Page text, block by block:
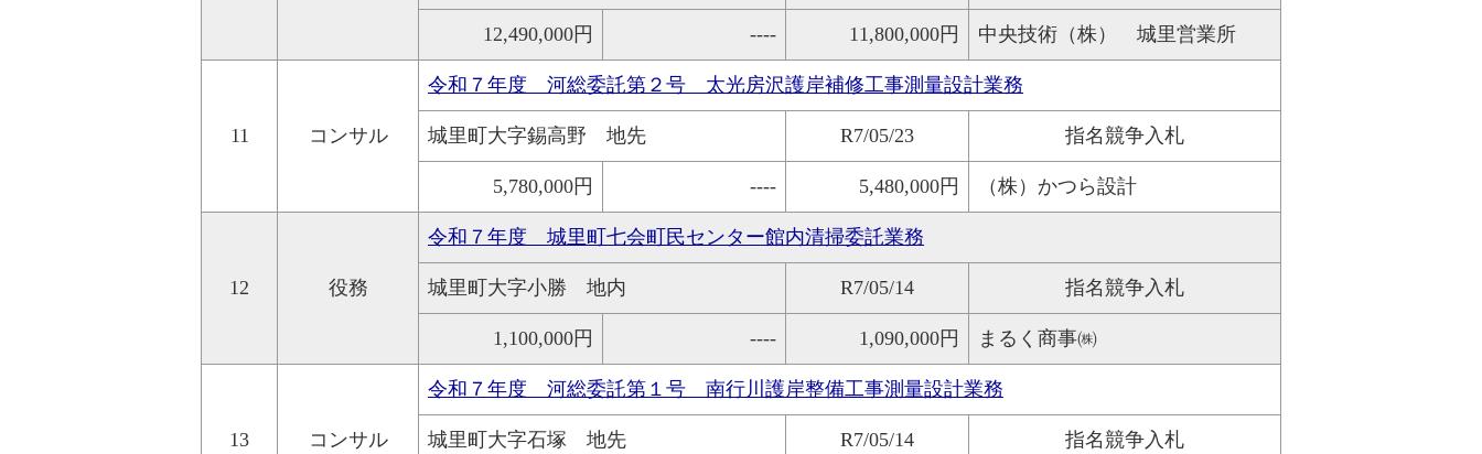
12,490,000円 ---- 11,800,000円 中央技術（株） 城里営業所
11 コンサル
令和７年度 河総委託第２号 太光房沢護岸補修工事測量設計業務
城里町大字錫高野 地先 R7/05/23 指名競争入札
5,780,000円 ---- 5,480,000円 （株）かつら設計
12 役務
令和７年度 城里町七会町民センター館内清掃委託業務
城里町大字小勝 地内 R7/05/14 指名競争入札
1,100,000円 ---- 1,090,000円 まるく商事㈱
13 コンサル
令和７年度 河総委託第１号 南行川護岸整備工事測量設計業務
城里町大字石塚 地先 R7/05/14 指名競争入札